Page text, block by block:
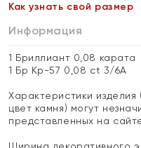
Как узнать свой размер
Информация
1 Бриллиант 0,08 карата
1 Бр Кр-57 0,08 ct 3/6А
Характеристики изделия
цвет камня) могут
представленных на